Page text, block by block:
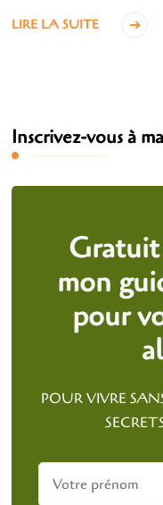
LIRE LA SUITE
Inscrivez-vous à
Gratuit
mon
pour
POUR VIVRE